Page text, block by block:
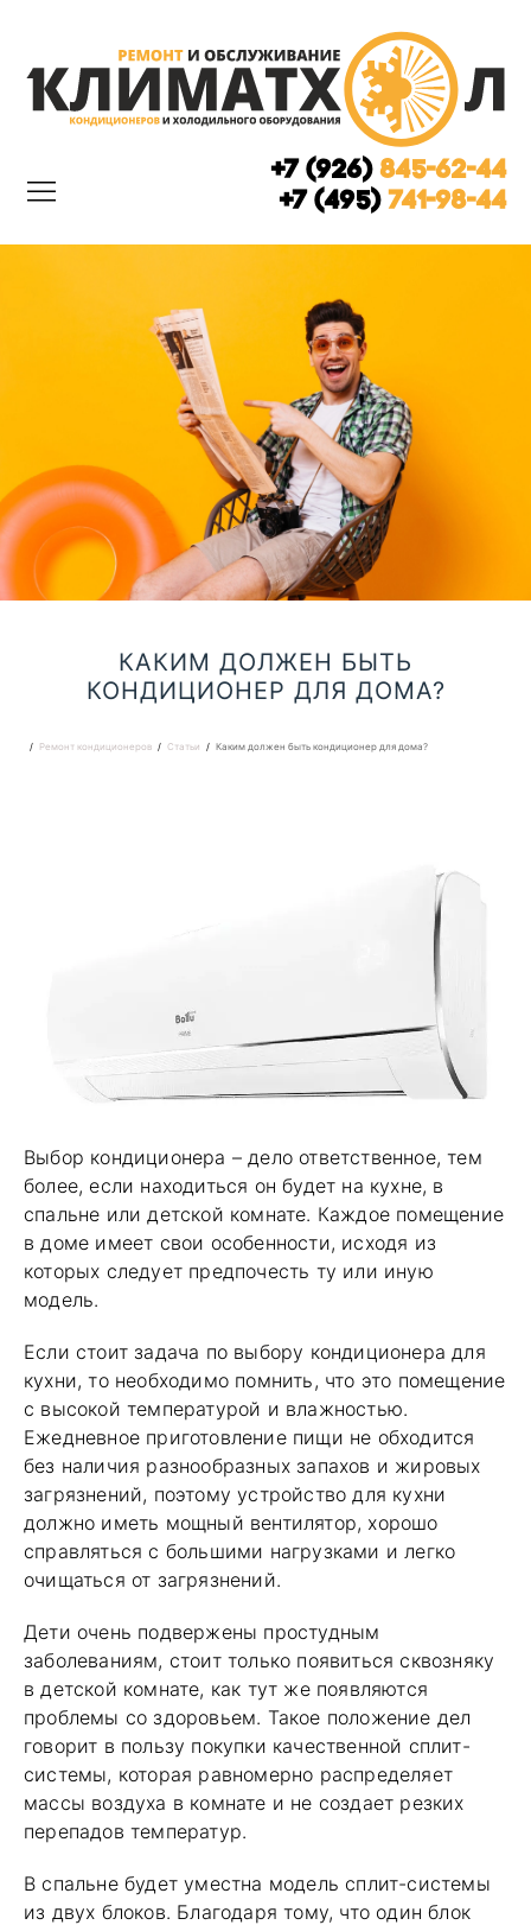
+7 (926)845-62-44
+7 (495)741-98-44
КАКИМ ДОЛЖЕН БЫТЬ
КОНДИЦИОНЕР ДЛЯ ДОМА?
Ремонт кондиционеров Статьи Каким должен быть кондиционер для дома?
Выбор кондиционера – дело ответственное, тем
более, если находиться он будет на кухне, в
спальне или детской комнате. Каждое помещение
в доме имеет свои особенности, исходя из
которых следует предпочесть ту или иную
модель.
Если стоит задача по выбору кондиционера для
кухни, то необходимо помнить, что это помещение
с высокой температурой и влажностью.
Ежедневное приготовление пищи не обходится
без наличия разнообразных запахов и жировых
загрязнений, поэтому устройство для кухни
должно иметь мощный вентилятор, хорошо
справляться с большими нагрузками и легко
очищаться от загрязнений.
Дети очень подвержены простудным
заболеваниям, стоит только появиться сквозняку
в детской комнате, как тут же появляются
проблемы со здоровьем. Такое положение дел
говорит в пользу покупки качественной сплит-
системы, которая равномерно распределяет
массы воздуха в комнате и не создает резких
перепадов температур.
В спальне будет уместна модель сплит-системы
из двух блоков. Благодаря тому, что один блок